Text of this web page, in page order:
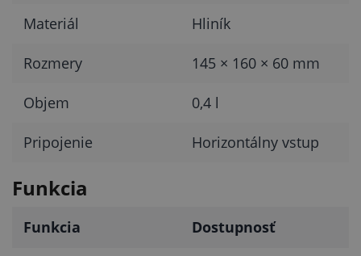
Materiál Hliník
Rozmery 145 × 160 × 60 mm
Objem 0,4 l
Pripojenie Horizontálny vstup
Funkcia
Funkcia Dostupnosť